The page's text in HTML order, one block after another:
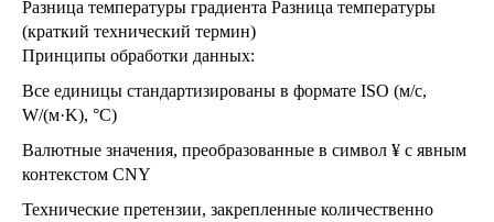
Разница температуры градиента Разница температуры
(краткий технический термин)
Принципы обработки данных:
Все единицы стандартизированы в формате ISO (м/с,
W/(м·K), °C)
Валютные значения, преобразованные в символ ¥ с явным
контекстом CNY
Технические претензии, закрепленные количественно